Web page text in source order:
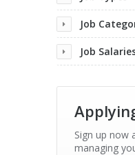
Job
Job
Sign up now
managing